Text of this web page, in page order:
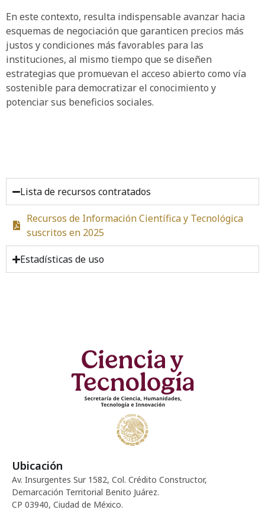
En este contexto, resulta indispensable avanzar hacia
esquemas de negociación que garanticen precios más
justos y condiciones más favorables para las
instituciones, al mismo tiempo que se diseñen
estrategias que promuevan el acceso abierto como vía
sostenible para democratizar el conocimiento y
potenciar sus beneficios sociales.
Lista de recursos contratados
Recursos de Información Científica y Tecnológica
suscritos en 2025
Estadísticas de uso
Ubicación
Av. Insurgentes Sur 1582, Col. Crédito Constructor,
Demarcación Territorial Benito Juárez.
CP 03940, Ciudad de México.